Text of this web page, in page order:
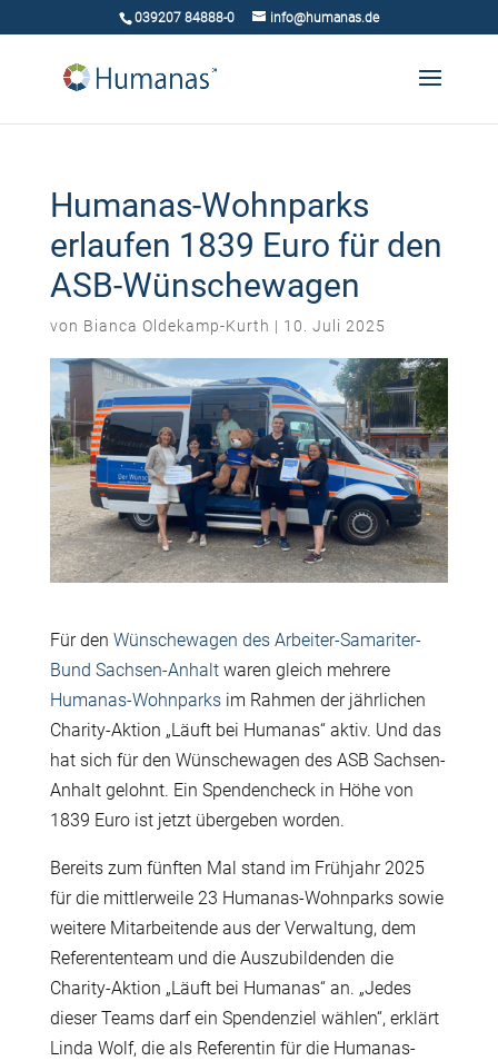
039207 84888-0 info@humanas.de
Humanas-Wohnparks
erlaufen 1839 Euro für den
ASB-Wünschewagen
von Bianca Oldekamp-Kurth | 10. Juli 2025
Für den Wünschewagen des Arbeiter-Samariter-
Bund Sachsen-Anhaltwaren gleich mehrere
Humanas-Wohnparksim Rahmen der jährlichen
Charity-Aktion „Läuft bei Humanas“ aktiv. Und das
hat sich für den Wünschewagen des ASB Sachsen-
Anhalt gelohnt. Ein Spendencheck in Höhe von
1839 Euro ist jetzt übergeben worden.
Bereits zum fünften Mal stand im Frühjahr 2025
für die mittlerweile 23 Humanas-Wohnparks sowie
weitere Mitarbeitende aus der Verwaltung, dem
Referententeam und die Auszubildenden die
Charity-Aktion „Läuft bei Humanas“ an. „Jedes
dieser Teams darf ein Spendenziel wählen“, erklärt
Linda Wolf, die als Referentin für die Humanas-